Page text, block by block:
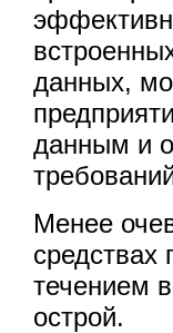
данных,
данным и
Менее
средствах
течением
острой.